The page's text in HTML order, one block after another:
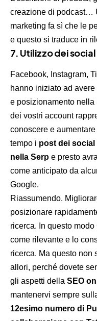
creazione di podcast…
marketing fa sì che le
e questo si traduce in
7. Utilizzo dei
Facebook, Instagram,
hanno iniziato ad
e posizionamento nella
dei vostri account
conoscere e
tempo i post dei
nella Serp e presto
come anticipato da
Google.
Riassumendo.
posizionare
ricerca. In questo
come rilevante e lo
ricerca. Ma questo non
allori, perché dovete
gli aspetti della SEO
mantenervi sempre
12esimo numero di